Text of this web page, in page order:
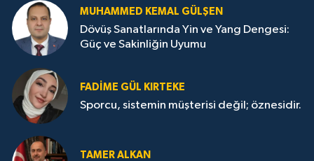
MUHAMMED KEMAL GÜLŞEN
Dövüş Sanatlarında Yin ve Yang Dengesi:
Güç ve Sakinliğin Uyumu
FADIME GÜL KIRTEKE
Sporcu, sistemin müşterisi değil; öznesidir.
TAMER ALKAN